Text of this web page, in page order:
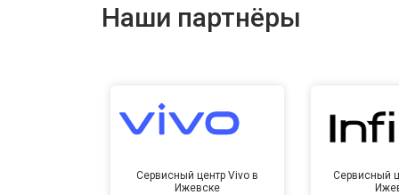
Наши партнёры
Сервисный центр Vivo в
Ижевске
Сервисный